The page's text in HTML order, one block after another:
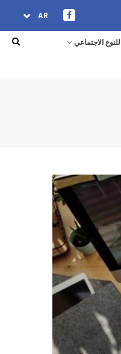
AR
للنوع الاجتماعي